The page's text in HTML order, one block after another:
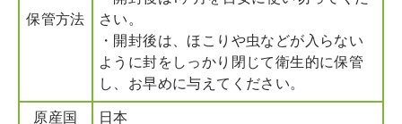
保管方法
さい。
・開封後は、ほこりや虫などが入らない
ように封をしっかり閉じて衛生的に保管
し、お早めに与えてください。
原産国 日本